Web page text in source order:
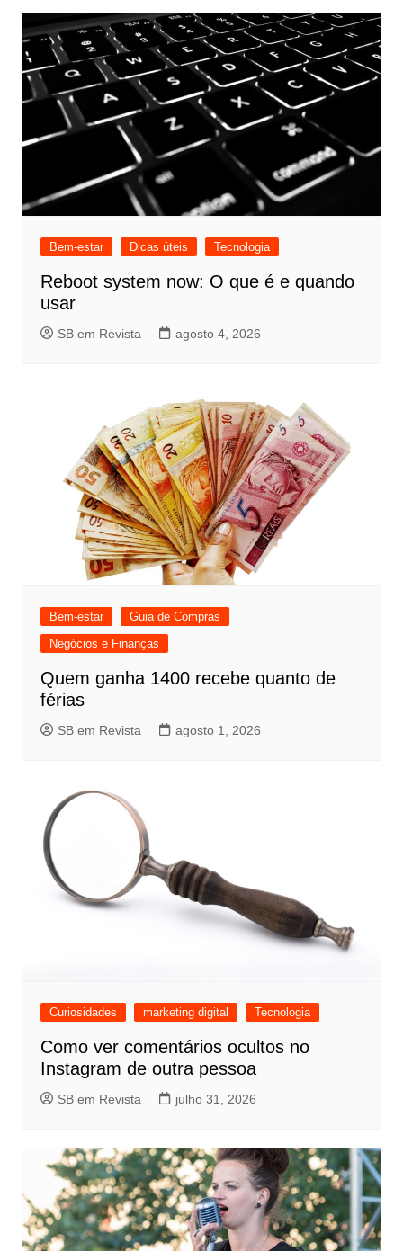
Bem-estar Dicas úteis Tecnologia
Reboot system now: O que é e quando
usar
SB em Revista agosto 4, 2026
Bem-estar
Guia de Compras
Negócios e Finanças
Quem ganha 1400 recebe quanto de
férias
SB em Revista agosto 1, 2026
Curiosidades marketing digital Tecnologia
Como ver comentários ocultos no
Instagram de outra pessoa
SB em Revista julho 31, 2026